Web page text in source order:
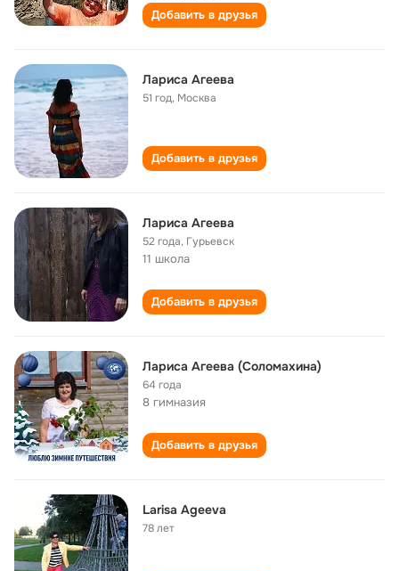
Добавить в друзья
Лариса Агеева
51 год, Москва
Добавить в друзья
Лариса Агеева
52 года, Гурьевск
11 школа
Добавить в друзья
Лариса Агеева (Соломахина)
64 года
8 гимназия
Добавить в друзья
Larisa Ageeva
78 лет